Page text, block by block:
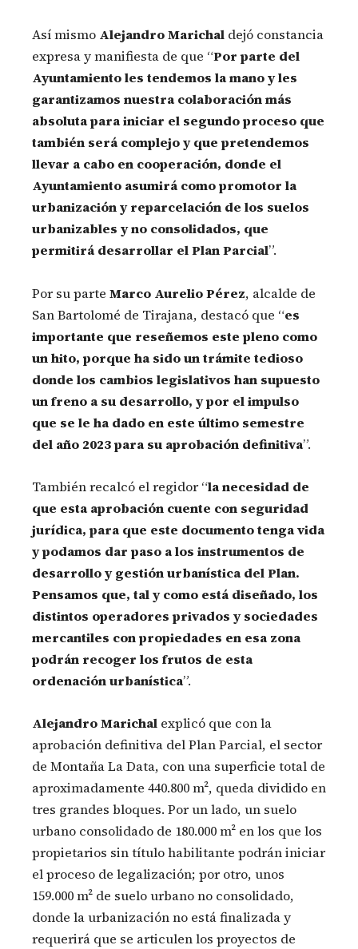
Así mismo Alejandro Marichal dejó constancia
expresa y manifiesta de que “Por parte del
Ayuntamiento les tendemos la mano y les
garantizamos nuestra colaboración más
absoluta para iniciar el segundo proceso que
también será complejo y que pretendemos
llevar a cabo en cooperación, donde el
Ayuntamiento asumirá como promotor la
urbanización y reparcelación de los suelos
urbanizables y no consolidados, que
permitirá desarrollar el Plan Parcial”.
Por su parte Marco Aurelio Pérez, alcalde de
San Bartolomé de Tirajana, destacó que “es
importante que reseñemos este pleno como
un hito, porque ha sido un trámite tedioso
donde los cambios legislativos han supuesto
un freno a su desarrollo, y por el impulso
que se le ha dado en este último semestre
del año 2023 para su aprobación definitiva”.
También recalcó el regidor “la necesidad de
que esta aprobación cuente con seguridad
jurídica, para que este documento tenga vida
y podamos dar paso a los instrumentos de
desarrollo y gestión urbanística del Plan.
Pensamos que, tal y como está diseñado, los
distintos operadores privados y sociedades
mercantiles con propiedades en esa zona
podrán recoger los frutos de esta
ordenación urbanística”.
Alejandro Marichal explicó que con la
aprobación definitiva del Plan Parcial, el sector
de Montaña La Data, con una superficie total de
aproximadamente 440.800 m², queda dividido en
tres grandes bloques. Por un lado, un suelo
urbano consolidado de 180.000 m² en los que los
propietarios sin título habilitante podrán iniciar
el proceso de legalización; por otro, unos
159.000 m² de suelo urbano no consolidado,
donde la urbanización no está finalizada y
requerirá que se articulen los proyectos de